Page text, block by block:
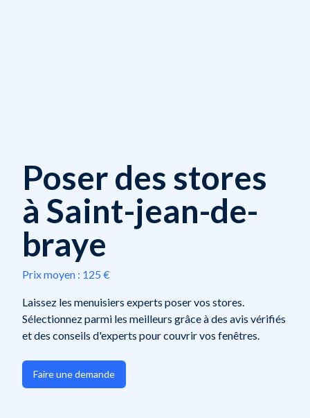
Poser des stores
à Saint-jean-de-
braye
Prix moyen : 125 €
Laissez les menuisiers experts poser vos stores.
Sélectionnez parmi les meilleurs grâce à des avis vérifiés
et des conseils d'experts pour couvrir vos fenêtres.
Faire une demande